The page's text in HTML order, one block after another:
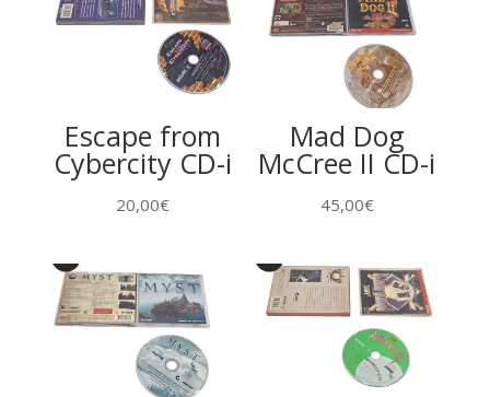
Escape from
Cybercity CD-i
20,00€
Mad Dog
McCree II CD-i
45,00€